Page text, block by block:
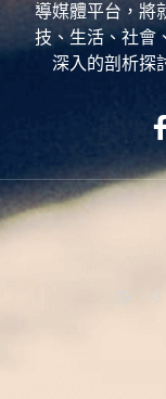
導媒體平台，將
技、生活、社會
深入的剖析探